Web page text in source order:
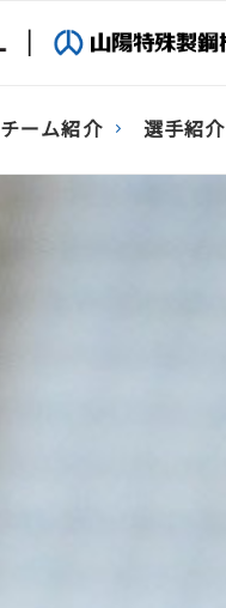
チーム紹介 選手紹介